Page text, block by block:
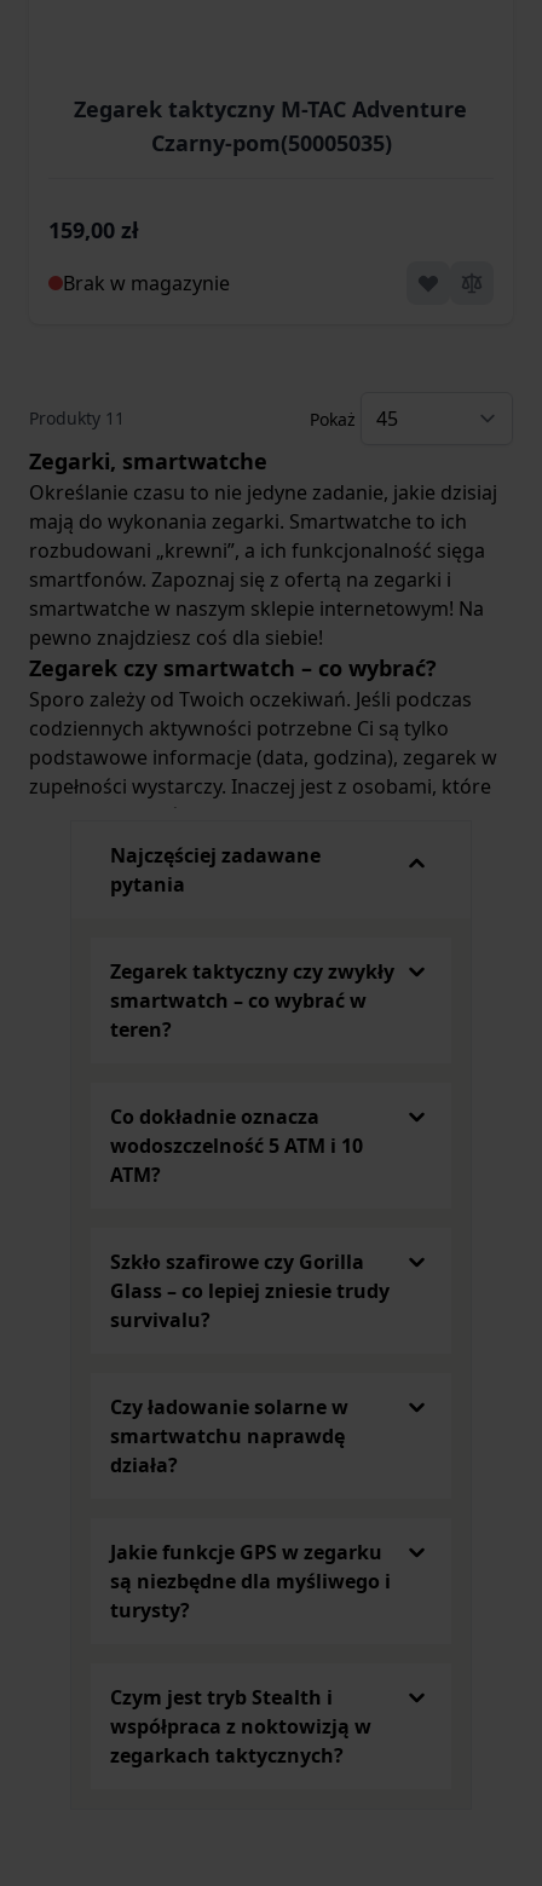
Zegarek taktyczny M-TAC Adventure
Czarny-pom(50005035)
159,00 zł
Brak w magazynie
Produkty 11 Pokaż
Zegarki, smartwatche
Określanie czasu to nie jedyne zadanie, jakie dzisiaj
mają do wykonania zegarki. Smartwatche to ich
rozbudowani „krewni”, a ich funkcjonalność sięga
smartfonów. Zapoznaj się z ofertą na zegarki i
smartwatche w naszym sklepie internetowym! Na
pewno znajdziesz coś dla siebie!
Zegarek czy smartwatch – co wybrać?
Sporo zależy od Twoich oczekiwań. Jeśli podczas
codziennych aktywności potrzebne Ci są tylko
podstawowe informacje (data, godzina), zegarek w
zupełności wystarczy. Inaczej jest z osobami, które
potrzebują mieć stałe połączenie ze swoim
smartfonem i nie zawsze mają ochotę wyciągać go
z torebki czy kieszeni. Smartwatche mają o wiele
więcej funkcji, które zamknięte są w niewielkim
sposób niejako zastępują telefon np., podczas
podróży czy w pracy.
Dla jakich funkcji warto sięgnąć po
urządzenia mobilne, które wyręczą Cię w wielu
sytuacjach. Dla przykładu widoczny w naszym
sklepie internetowym model
Posiada mnóstwo praktycznych funkcji takich jak:
dokładna lokalizacja;
geo ogrodzenie;
zdalny podsłuch;
krokomierz;
szkolnej lub bawi się na osiedlowym placu zabaw,
zawsze jest bezpieczne. Możesz nawiązać z nim
kontakt i sprawdzać jego położenie, a nawet
dziecięcy GPS/SIM . To idealna opcja dla
mniejszego dziecka.
Co musi mieć smartwatch dla aktywnych?
Najczęściej zadawane
pytania
Zegarek taktyczny czy zwykły
smartwatch – co wybrać w
teren?
Co dokładnie oznacza
wodoszczelność 5 ATM i 10
ATM?
Szkło szafirowe czy Gorilla
Glass – co lepiej zniesie trudy
survivalu?
Czy ładowanie solarne w
smartwatchu naprawdę
działa?
Jakie funkcje GPS w zegarku
są niezbędne dla myśliwego i
turysty?
Czym jest tryb Stealth i
współpraca z noktowizją w
zegarkach taktycznych?